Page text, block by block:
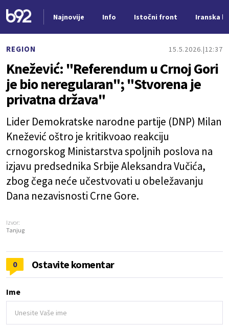
Najnovije Info Istočni front Iranska
REGION 15.5.2026. 12:37
Knežević: "Referendum u Crnoj Gori
je bio neregularan"; "Stvorena je
privatna država"
Lider Demokratske narodne partije (DNP) Milan
Knežević oštro je kritikvoao reakciju
crnogorskog Ministarstva spoljnih poslova na
izjavu predsednika Srbije Aleksandra Vučića,
zbog čega neće učestvovati u obeležavanju
Dana nezavisnosti Crne Gore.
Izvor:
Tanjug
0 Ostavite komentar
Ime